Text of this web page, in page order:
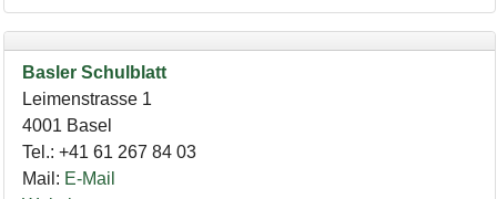
Basler Schulblatt
Leimenstrasse 1
4001 Basel
Tel.: +41 61 267 84 03
Mail : E-Mail